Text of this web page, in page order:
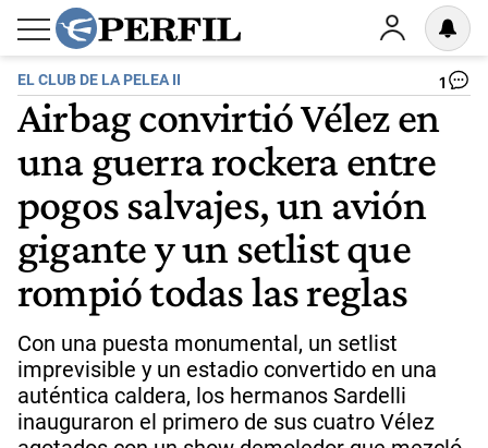
EL CLUB DE LA PELEA II 1
Airbag convirtió Vélez en
una guerra rockera entre
pogos salvajes, un avión
gigante y un setlist que
rompió todas las reglas
Con una puesta monumental, un setlist
imprevisible y un estadio convertido en una
auténtica caldera, los hermanos Sardelli
inauguraron el primero de sus cuatro Vélez